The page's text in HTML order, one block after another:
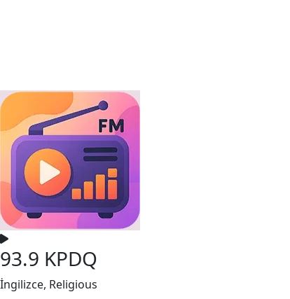
93.9 KPDQ
İngilizce, Religious